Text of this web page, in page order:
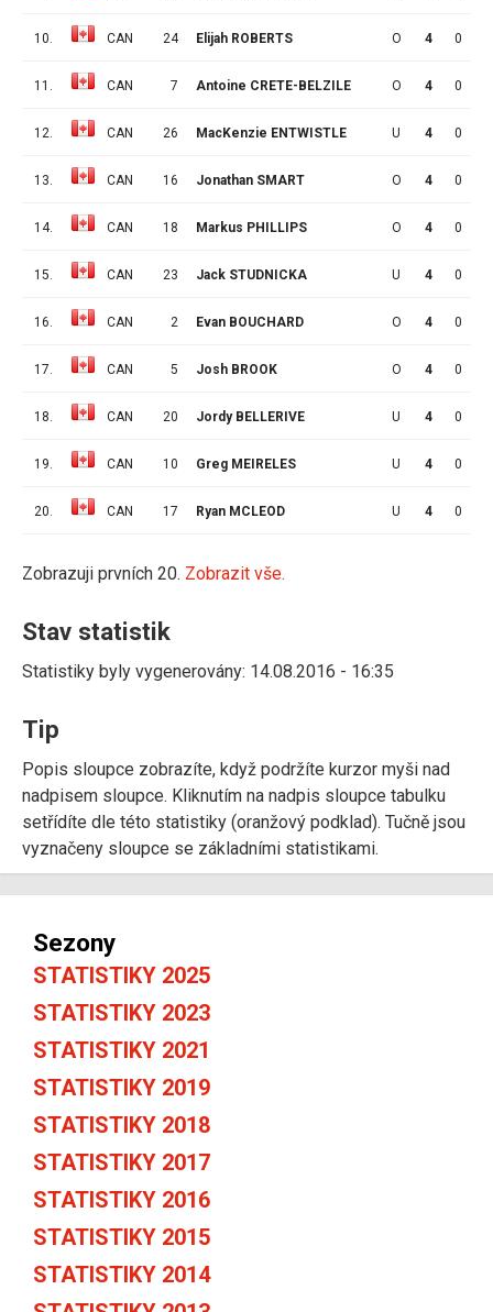
10. CAN 24 Elijah ROBERTS O 4 0
11. CAN 7 Antoine CRETE-BELZILE O 4 0
12. CAN 26 MacKenzie ENTWISTLE U 4 0
13. CAN 16 Jonathan SMART O 4 0
14. CAN 18 Markus PHILLIPS O 4 0
15. CAN 23 Jack STUDNICKA U 4 0
16. CAN 2 Evan BOUCHARD O 4 0
17. CAN 5 Josh BROOK O 4 0
18. CAN 20 Jordy BELLERIVE U 4 0
19. CAN 10 Greg MEIRELES U 4 0
20. CAN 17 Ryan MCLEOD U 4 0
Zobrazuji prvních 20. Zobrazit vše.
Stav statistik
Statistiky byly vygenerovány: 14.08.2016 - 16:35
Tip
Popis sloupce zobrazíte, když podržíte kurzor myši nad
nadpisem sloupce. Kliknutím na nadpis sloupce tabulku
setřídíte dle této statistiky (oranžový podklad). Tučně jsou
vyznačeny sloupce se základními statistikami.
Sezony
STATISTIKY 2025
STATISTIKY 2023
STATISTIKY 2021
STATISTIKY 2019
STATISTIKY 2018
STATISTIKY 2017
STATISTIKY 2016
STATISTIKY 2015
STATISTIKY 2014